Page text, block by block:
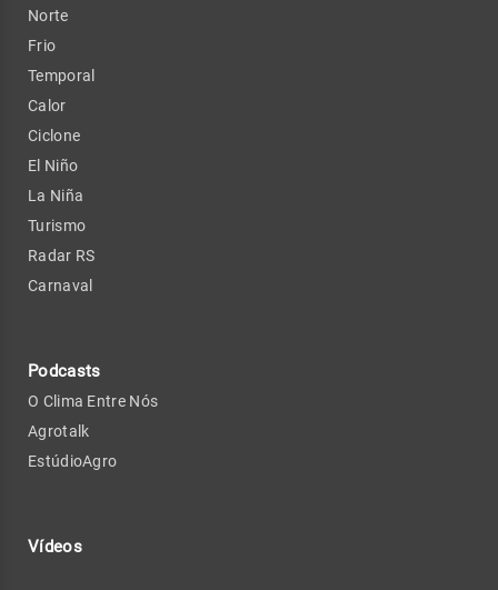
Norte
Frio
Temporal
Calor
Ciclone
El Niño
La Niña
Turismo
Radar RS
Carnaval
Podcasts
O Clima Entre Nós
Agrotalk
EstúdioAgro
Vídeos